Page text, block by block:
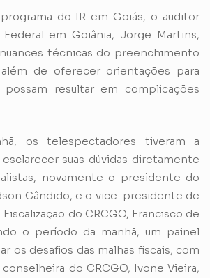
do IR em Goiás, o auditor
em Goiânia, Jorge Martins,
técnicas do preenchimento
de oferecer orientações para
resultar em complicações
os telespectadores tiveram a
suas dúvidas diretamente
novamente o presidente do
Cândido, e o vice-presidente de
do CRCGO, Francisco de
o período da manhã, um painel
os desafios das malhas fiscais, com
do CRCGO, Ivone Vieira,